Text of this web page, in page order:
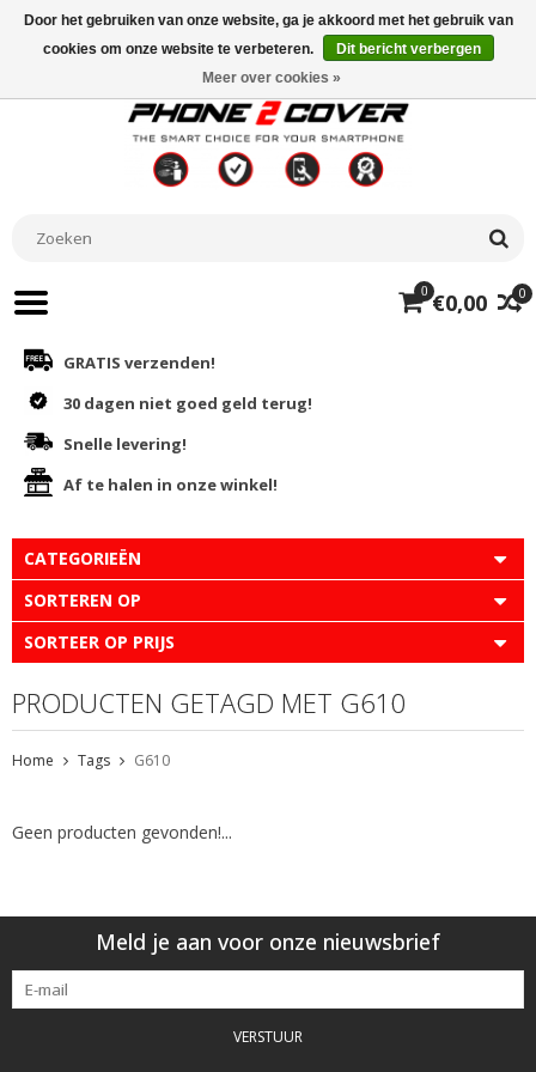
0
0 €0,00
GRATIS verzenden!
30 dagen niet goed geld terug!
Snelle levering!
Af te halen in onze winkel!
CATEGORIEËN
SORTEREN OP
SORTEER OP PRIJS
PRODUCTEN GETAGD MET G610
Home Tags G610
Geen producten gevonden!...
Meld je aan voor onze nieuwsbrief
VERSTUUR
Door het gebruiken van onze website, ga je akkoord met het gebruik van
cookies om onze website te verbeteren.
Dit bericht verbergen
Meer over cookies »